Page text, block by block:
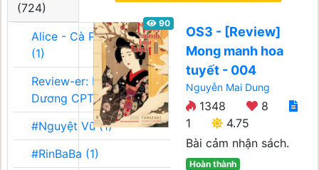
(724)
Alice - Cà Phê Team
(1)
Review-er: Dương
Dương CPT (1)
#Nguyệt Vũ (1)
#RinBaBa (1)
90
OS3 - [Review]
Mong manh hoa
tuyết - 004
Nguyễn Mai Dung
1348
8
1
4.75
Bài cảm nhận sách.
Hoàn thành